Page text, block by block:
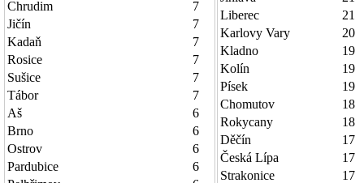
Chrudim
7
Jičín
7
Kadaň
7
Rosice
7
Sušice
7
Tábor
7
Aš
6
Brno
6
Ostrov
6
Pardubice
6
Liberec
21
Karlovy Vary
20
Kladno
19
Kolín
19
Písek
19
Chomutov
18
Rokycany
18
Děčín
17
Česká Lípa
17
Strakonice
17